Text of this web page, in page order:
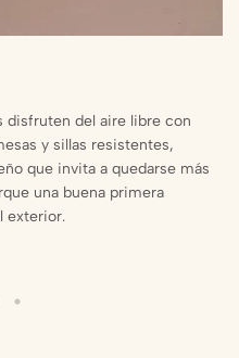
disfruten del aire libre con
y sillas resistentes,
que invita a quedarse más
una buena primera
exterior.